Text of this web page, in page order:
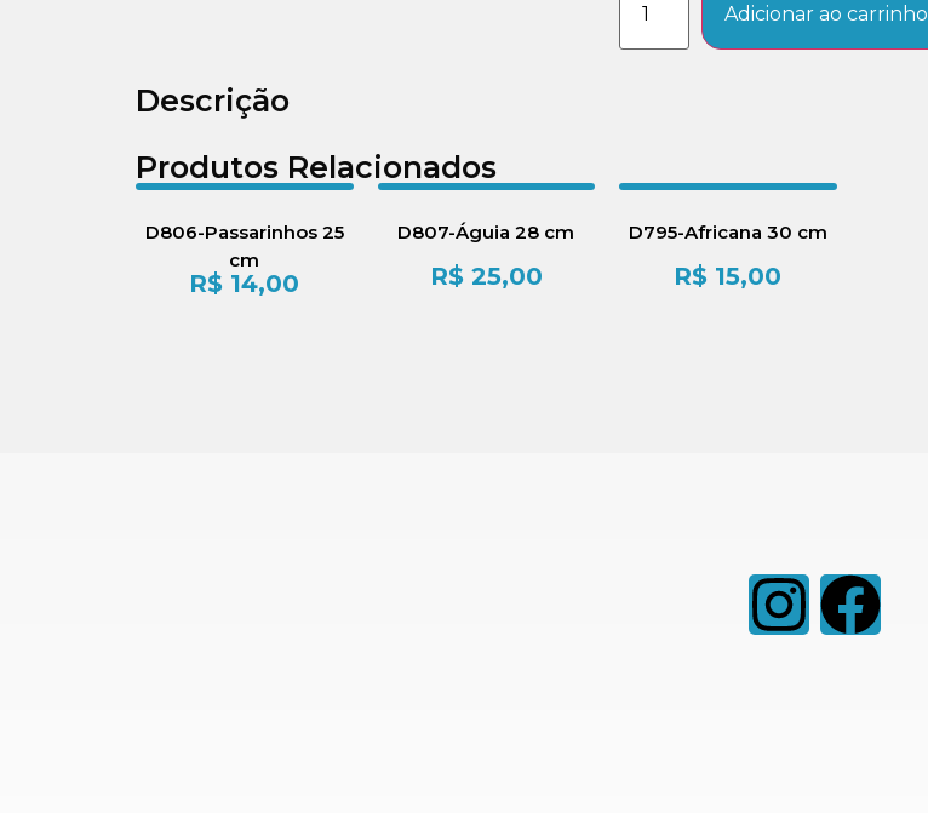
Adicionar ao carrinho
Descrição
Produtos Relacionados
D806-Passarinhos 25
cm
R$ 14,00
D807-Águia 28 cm
R$25,00
D795-Africana 30 cm
R$ 15,00